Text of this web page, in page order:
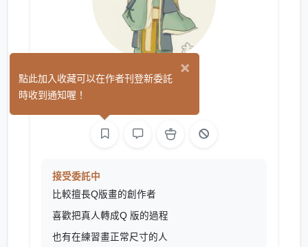
琉璃沄
接受委託中
比較擅長Q版畫的創作者
喜歡把真人轉成Q 版的過程
也有在練習畫正常尺寸的人
×
點此加入收藏可以在作者刊登新委託
時收到通知喔！